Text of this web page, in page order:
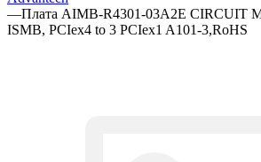
—Плата AIMB-R4301-03A2E CIRCUIT
ISMB, PCIex4 to 3 PCIex1 A101-3,RoHS